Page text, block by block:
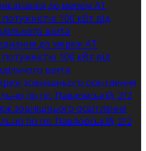
до мереж АТ
100 кВт від
щита
зовнішнього освітлення
по пл. Павловській, 2/2